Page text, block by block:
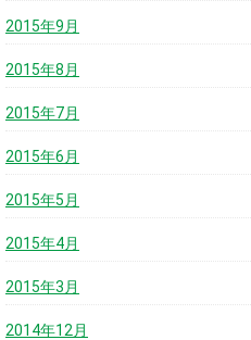
2015年9月
2015年8月
2015年7月
2015年6月
2015年5月
2015年4月
2015年3月
2014年12月